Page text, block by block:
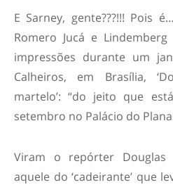
E Sarney, gente???!!! Pois
Romero Jucá e
impressões durante um
Calheiros, em Brasília,
martelo’: “do jeito que
setembro no Palácio do
Viram o repórter Douglas
aquele do ‘cadeirante’ que